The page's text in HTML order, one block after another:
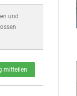
und
mitteilen